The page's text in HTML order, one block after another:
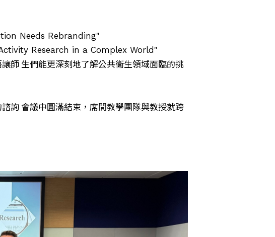
Needs Rebranding"
Research in a Complex World"
師 生們能更深刻地了解公共衛生領域面臨的挑
詢 會議中圓滿結束，席間教學團隊與教授就跨